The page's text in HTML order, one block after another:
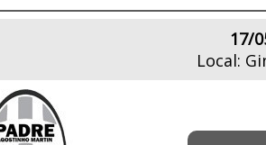
17/
Local: